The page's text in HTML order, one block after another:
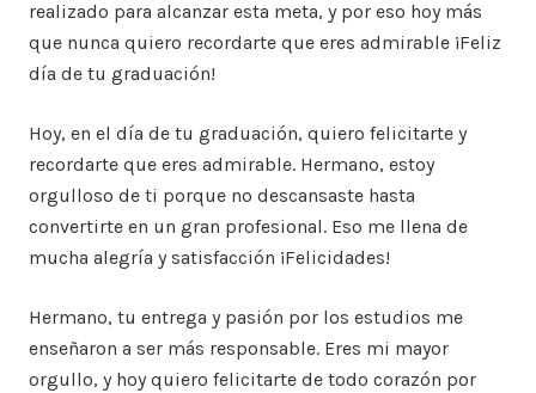
realizado para alcanzar esta meta, y por eso hoy más
que nunca quiero recordarte que eres admirable ¡Feliz
día de tu graduación!
Hoy, en el día de tu graduación, quiero felicitarte y
recordarte que eres admirable. Hermano, estoy
orgulloso de ti porque no descansaste hasta
convertirte en un gran profesional. Eso me llena de
mucha alegría y satisfacción ¡Felicidades!
Hermano, tu entrega y pasión por los estudios me
enseñaron a ser más responsable. Eres mi mayor
orgullo, y hoy quiero felicitarte de todo corazón por